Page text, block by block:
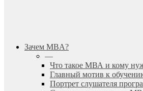
search
Menu
Зачем MBA?
—
Что такое МВА и кому
Главный мотив к
Портрет слушателя